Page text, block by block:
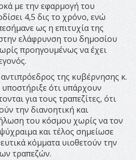
με την εφαρμογή του
4,5 δις το χρόνο, ενώ
ως η επιτυχία της
ελάφρυνση του δημοσίου
προηγουμένως να έχει
της κυβέρνησης κ.
υποστήριξε ότι υπάρχουν
για τους τραπεζίτες, ότι
την διανοητική και
του κόσμου χωρίς να τον
και τέλος σημείωσε
κόμματα υιοθετούν την
τραπεζών.